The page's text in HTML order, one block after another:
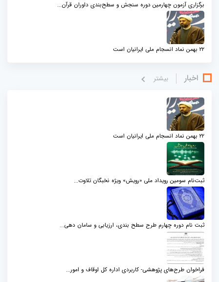
برگزاری آزمون چهارمین دوره سنجش و سطح‌بندی داوران قرآن...
۲۲ بهمن نماد انسجام ملی ایرانیان است
اخبار بيشتر
۲۲ بهمن نماد انسجام ملی ایرانیان است
ثبت‌نام سومین رویداد ملی «رویش» ویژه نخبگان تلاوت...
ثبت نام دوره چهارم طرح سطح بندی، ارزیابی و سامان دهی...
فراخوان طرح‌های پژوهشی- کاربردی اداره کل اوقاف و امور...